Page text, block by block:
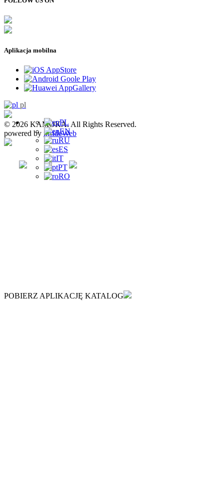
Aplikacja mobilna
pl
PL
EN
RU
ES
IT
PT
RO
© 2026 KAMOKA. All Rights Reserved.
powered by insideWeb
POBIERZ APLIKACJĘ KATALOG